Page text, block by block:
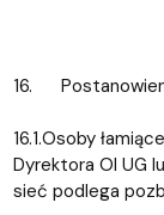
16.
16.1.Osoby
Dyrektora OI UG
sieć podlega